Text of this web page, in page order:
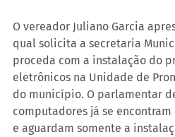
O vereador Juliano Garcia
qual solicita a secretaria
proceda com a instalação do
eletrônicos na Unidade de
do município. O parlamentar
computadores já se
e aguardam somente a